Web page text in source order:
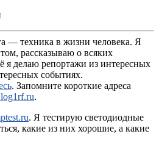
— техника в жизни человека. Я
рассказываю о всяких
я делаю репортажи из интересных
событиях.
. Запомните короткие адреса
.
. Я тестирую светодиодные
какие из них хорошие, а какие